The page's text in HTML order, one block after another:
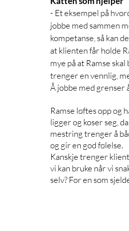
- Et eksempel på
jobbe med sammen
kompetanse, så kan
at klienten får holde
mye på at Ramse
trenger en vennlig,
Å jobbe med
Ramse løftes opp og
ligger og koser seg,
mestring trenger å
og gir en god følelse.
Kanskje trenger
vi kan bruke når vi
selv? For en som